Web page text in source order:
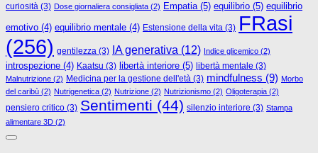
curiosità (3) Dose giornaliera consigliata (2) Empatia(5) equilibrio (5) equilibrio
emotivo (4) equilibrio mentale (4) Estensione della vita (3) FRasi
(256) gentilezza (3) IA generativa (12) Indice glicemico (2)
introspezione (4) Kaatsu (3) libertà interiore (5) libertà mentale (3)
Malnutrizione (2) Medicina per la gestione dell'età (3) mindfulness (9) Morbo
del caribù (2) Nutrigenetica (2) Nutrizione (2) Nutrizionismo (2) Oligoterapia (2)
pensiero critico (3) Sentimenti (44) silenzio interiore (3) Stampa
alimentare 3D (2)